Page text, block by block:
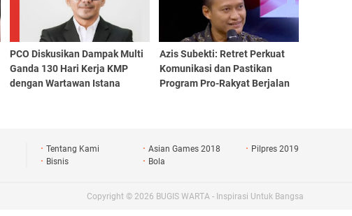
PCO Diskusikan Dampak Multi
Ganda 130 Hari Kerja KMP
dengan Wartawan Istana
Azis Subekti: Retret Perkuat
Komunikasi dan Pastikan
Program Pro-Rakyat Berjalan
Tentang Kami Asian Games 2018
Pilpres 2019
Bisnis
Bola
Copyright © 2026 BUGIS WARTA - Inspirasi Untuk Bangsa